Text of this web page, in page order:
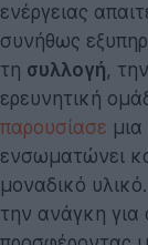
ενέργειας
συνήθως
τη συλλογή, την
ερευνητική
παρουσίασε
ενσωματώνει
μοναδικό
την ανάγκη για